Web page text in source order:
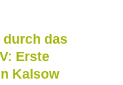
das
Erste
Kalsow